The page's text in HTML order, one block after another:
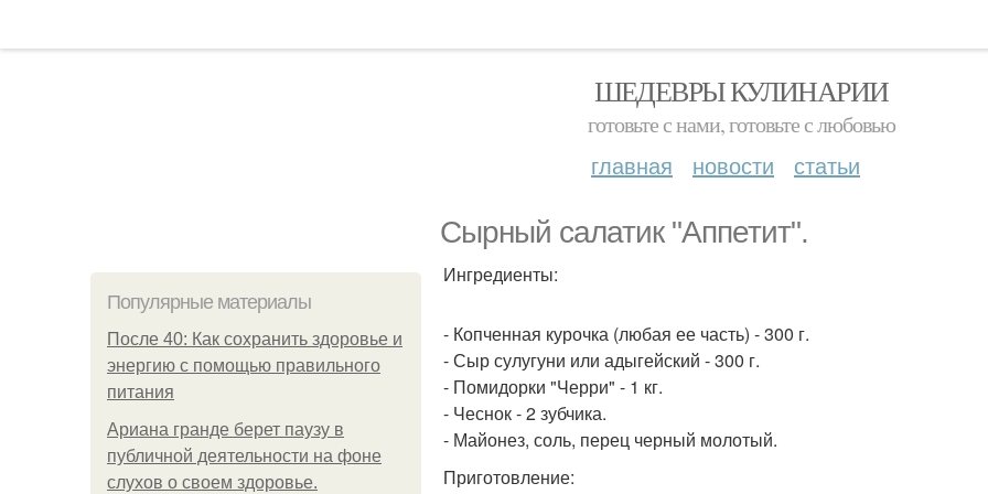
ШЕДЕВРЫ КУЛИНАРИИ
готовьте с нами, готовьте с любовью
главная новости статьи
Сырный салатик "Аппетит".
Популярные материалы
После 40: Как сохранить здоровье и
энергию с помощью правильного
питания
Ариана гранде берет паузу в
публичной деятельности на фоне
слухов о своем здоровье.
Ингредиенты:
- Копченная курочка (любая ее часть) - 300 г.
- Сыр сулугуни или адыгейский - 300 г.
- Помидорки "Черри" - 1 кг.
- Чеснок - 2 зубчика.
- Майонез, соль, перец черный молотый.
Приготовление: